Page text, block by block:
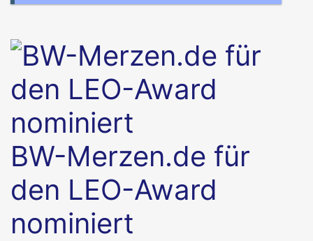
BW-Merzen.de für
den LEO-Award
nominiert